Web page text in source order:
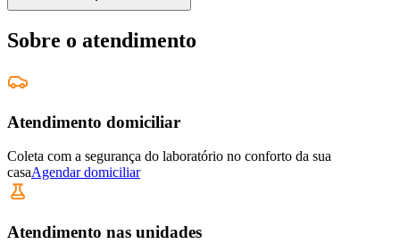
Sobre o atendimento
Atendimento domiciliar
Coleta com a segurança do laboratório no conforto da sua
casaAgendar domiciliar
Atendimento nas unidades